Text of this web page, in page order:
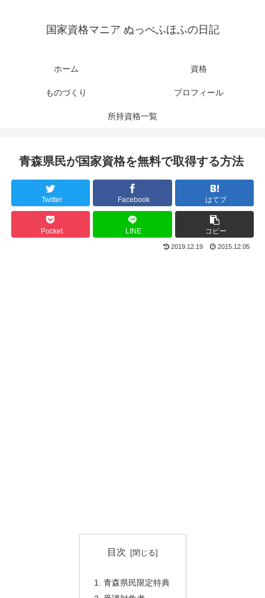
国家資格マニア ぬっぺふほふの日記
ホーム 資格
ものづくり プロフィール
所持資格一覧
青森県民が国家資格を無料で取得する方法
Twitter Facebook はてブ
Pocket LINE コピー
2019.12.19 2015.12.05
目次
青森県民限定特典